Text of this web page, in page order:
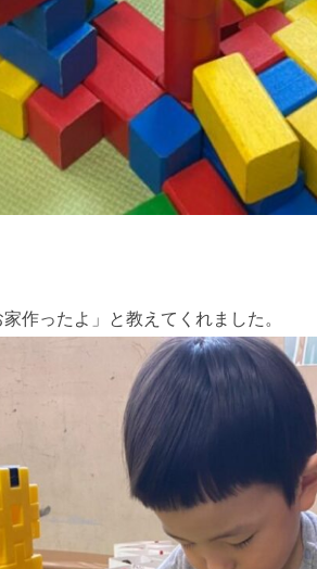
作ったよ」と教えてくれました。